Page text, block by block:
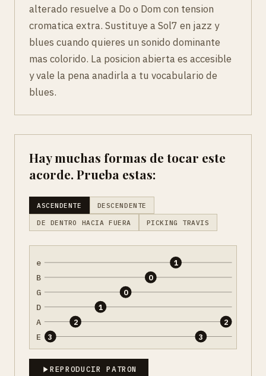
alterado resuelve a Do o Dom con tension
cromatica extra. Sustituye a Sol7 en jazz y
blues cuando quieres un sonido dominante
mas colorido. La posicion abierta es accesible
y vale la pena anadirla a tu vocabulario de
blues.
Hay muchas formas de tocar este
acorde. Prueba estas:
ASCENDENTE DESCENDENTE
DE DENTRO HACIA FUERA PICKING TRAVIS
e
B
G
D
A
E 3
2
1
0
0
1
3
2
REPRODUCIR PATRON